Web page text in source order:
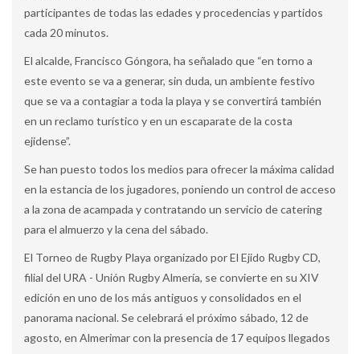
participantes de todas las edades y procedencias y partidos
cada 20 minutos.
El alcalde, Francisco Góngora, ha señalado que “en torno a
este evento se va a generar, sin duda, un ambiente festivo
que se va a contagiar a toda la playa y se convertirá también
en un reclamo turístico y en un escaparate de la costa
ejidense”.
Se han puesto todos los medios para ofrecer la máxima calidad
en la estancia de los jugadores, poniendo un control de acceso
a la zona de acampada y contratando un servicio de catering
para el almuerzo y la cena del sábado.
El Torneo de Rugby Playa organizado por El Ejido Rugby CD,
filial del URA - Unión Rugby Almería, se convierte en su XIV
edición en uno de los más antiguos y consolidados en el
panorama nacional. Se celebrará el próximo sábado, 12 de
agosto, en Almerimar con la presencia de 17 equipos llegados